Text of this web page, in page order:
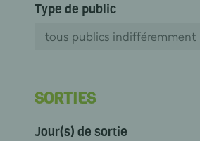
Type de public
tous publics indifféremment
SORTIES
Jour(s) de sortie